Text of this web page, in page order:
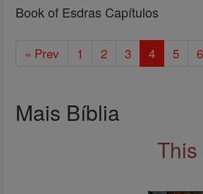
Book of Esdras Capítulos
« Prev 1 2 3 4 5 6
Mais Bíblia